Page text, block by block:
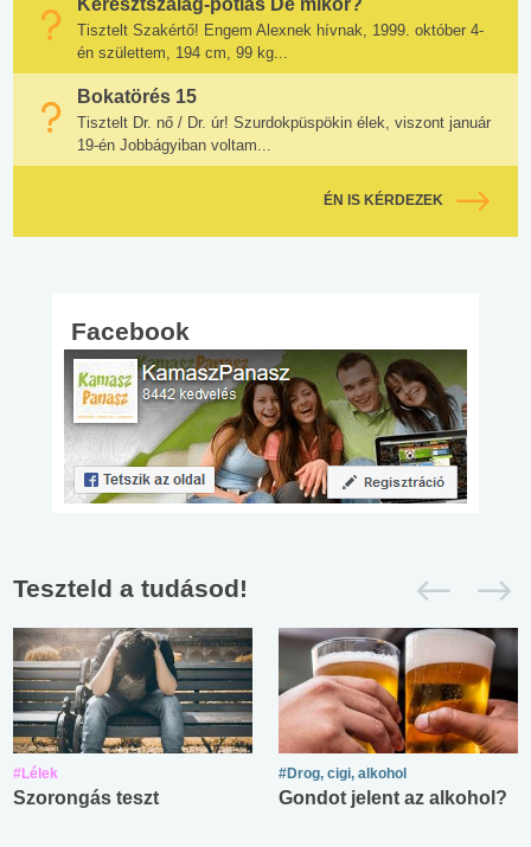
Tisztelt Szakértő! Engem Alexnek hívnak, 1999. október 4-
én születtem, 194 cm, 99 kg...
Bokatörés 15
Tisztelt Dr. nő / Dr. úr! Szurdokpüspökin élek, viszont január
19-én Jobbágyiban voltam...
ÉN IS KÉRDEZEK
Facebook
Teszteld a tudásod!
#Lélek
Szorongás teszt
#Drog, cigi, alkohol
Gondot jelent az alkohol?